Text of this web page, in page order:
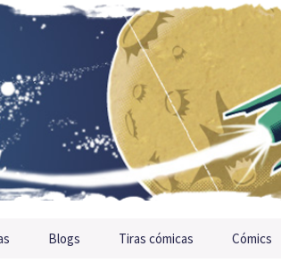
Blogs Tiras cómicas Cómics